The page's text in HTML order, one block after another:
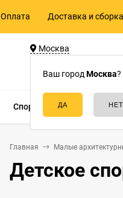
Оплата Доставка и сборка
Москва
Ваш город Москва?
д.55, стр.1
Спорттовары по видам
Главная Малые
Детское